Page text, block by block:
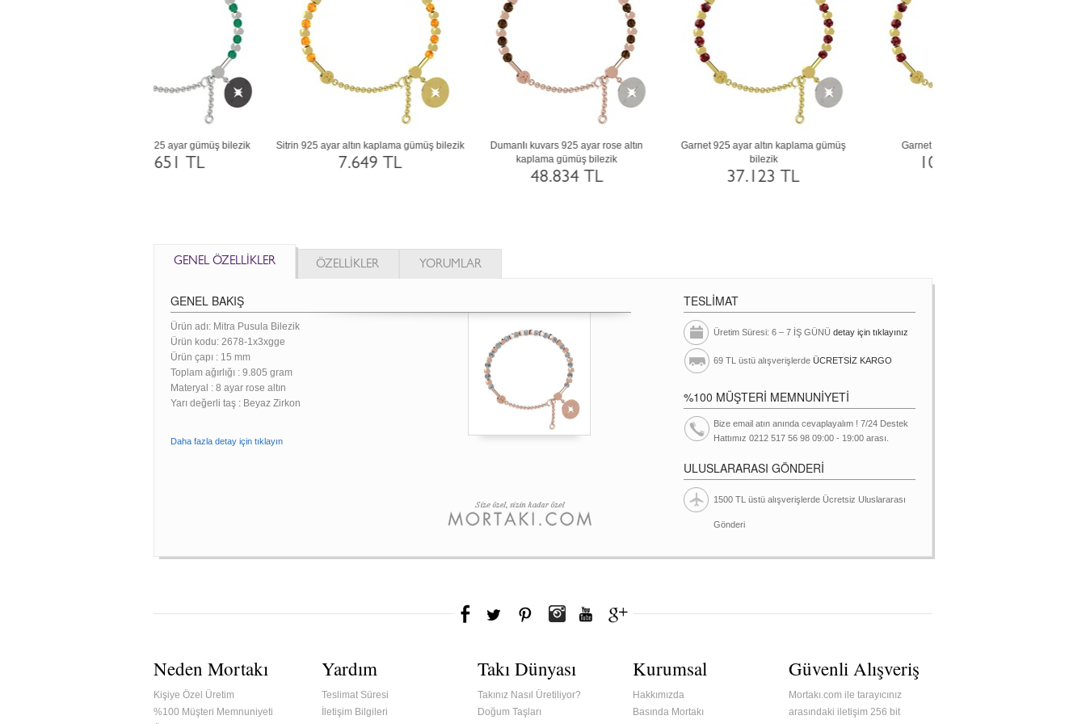
Garnet 18 ayar altın bilezik Siyah zirkon 18 ayar beyaz altın bilezik
Yeşil kuvars 925 ayar siyah rodyum
kaplama gümüş bilezik
Yeşil kuvars 925 ayar altın kaplama gümüş
GENEL ÖZELLİKLER ÖZELLİKLER YORUMLAR
GENEL BAKIŞ
Ürün adı: Mitra Pusula Bilezik
Ürün kodu: 2678-1x3xgge
Ürün çapı : 15 mm
Toplam ağırlığı : 9.805 gram
Materyal : 8 ayar rose altın
Yarı değerli taş : Beyaz Zirkon
Daha fazla detay için tıklayın
TESLİMAT
Üretim Süresi: 6 – 7 İŞ GÜNÜ detay için tıklayınız
69 TL üstü alışverişlerde ÜCRETSİZ KARGO
%100 MÜŞTERİ MEMNUNİYETİ
Bize email atın anında cevaplayalım ! 7/24 Destek
Hattımız 0212 517 56 98 09:00 - 19:00 arası.
ULUSLARARASI GÖNDERİ
1500 TL üstü alışverişlerde Ücretsiz Uluslararası
Gönderi
Neden Mortakı
Kişiye Özel Üretim
%100 Müşteri Memnuniyeti
Yardım
Teslimat Süresi
İletişim Bilgileri
Takı Dünyası
Takınız Nasıl Üretiliyor?
Doğum Taşları
Kurumsal
Hakkımızda
Basında Mortakı
Güvenli Alışveriş
Mortakı.com ile tarayıcınız
arasındaki iletişim 256 bit